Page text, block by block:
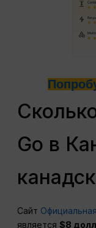
Go в
Сайт
является$8